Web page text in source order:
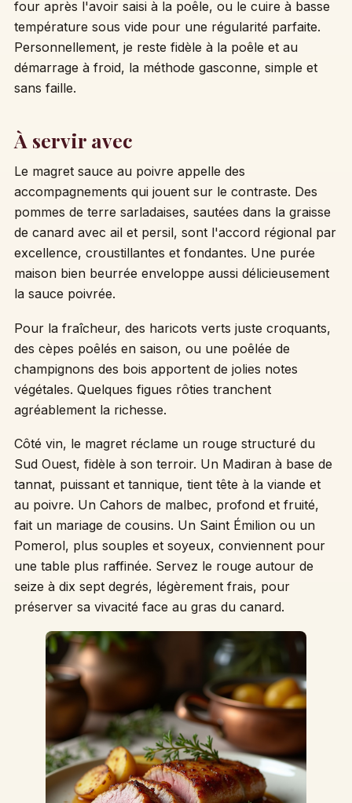
four après l'avoir saisi à la poêle, ou le cuire à basse
température sous vide pour une régularité parfaite.
Personnellement, je reste fidèle à la poêle et au
démarrage à froid, la méthode gasconne, simple et
sans faille.
À servir avec
Le magret sauce au poivre appelle des
accompagnements qui jouent sur le contraste. Des
pommes de terre sarladaises, sautées dans la graisse
de canard avec ail et persil, sont l'accord régional par
excellence, croustillantes et fondantes. Une purée
maison bien beurrée enveloppe aussi délicieusement
la sauce poivrée.
Pour la fraîcheur, des haricots verts juste croquants,
des cèpes poêlés en saison, ou une poêlée de
champignons des bois apportent de jolies notes
végétales. Quelques figues rôties tranchent
agréablement la richesse.
Côté vin, le magret réclame un rouge structuré du
Sud Ouest, fidèle à son terroir. Un Madiran à base de
tannat, puissant et tannique, tient tête à la viande et
au poivre. Un Cahors de malbec, profond et fruité,
fait un mariage de cousins. Un Saint Émilion ou un
Pomerol, plus souples et soyeux, conviennent pour
une table plus raffinée. Servez le rouge autour de
seize à dix sept degrés, légèrement frais, pour
préserver sa vivacité face au gras du canard.